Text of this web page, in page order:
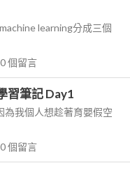
learning分成三個
0個留言
習筆記 Day1
為我個人想趁著育嬰假空
0個留言